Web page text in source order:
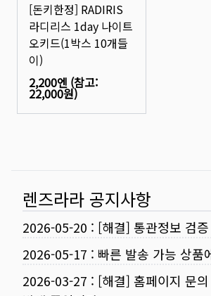
[돈키한정] RADIRIS
라디리스 1day 나이트
오키드(1박스 10개들
이)
2,200엔 (참고:
22,000원)
렌즈라라 공지사항
2026-05-20 : [해결] 통관정보 검
2026-05-17 : 빠른 발송 가능 상품
2026-03-27 : [해결] 홈페이지 문